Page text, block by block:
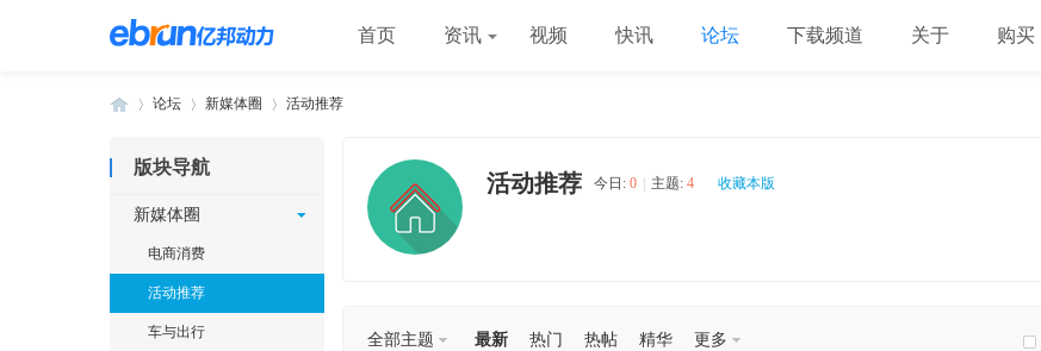
首页 资讯 视频 快讯 论坛 下载频道 关于 购买
»
论坛
›
新媒体圈 活动推荐
版块导航
新媒体圈
电商消费
活动推荐
车与出行
活动推荐 今日: 0 主题: 4 收藏本版
全部主题 最新 热门 热帖 精华 更多